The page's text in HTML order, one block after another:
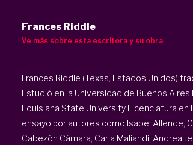
Frances Riddle
Ve más sobre esta escritora y su obra
Frances Riddle (Texas, Estados Unidos)
Estudió en la Universidad de Buenos
Louisiana State University Licenciatura en
ensayo por autores como Isabel Allende,
Cabezón Cámara, Carla Maliandi, Andrea